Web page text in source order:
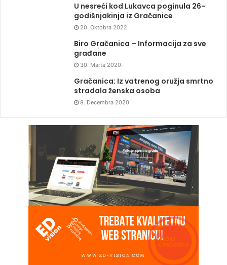
U nesreći kod Lukavca poginula 26-
godišnjakinja iz Gračanice
20. Oktobra 2022.
Biro Gračanica – Informacija za sve
građane
30. Marta 2020.
Gračanica: Iz vatrenog oružja smrtno
stradala ženska osoba
8. Decembra 2020.